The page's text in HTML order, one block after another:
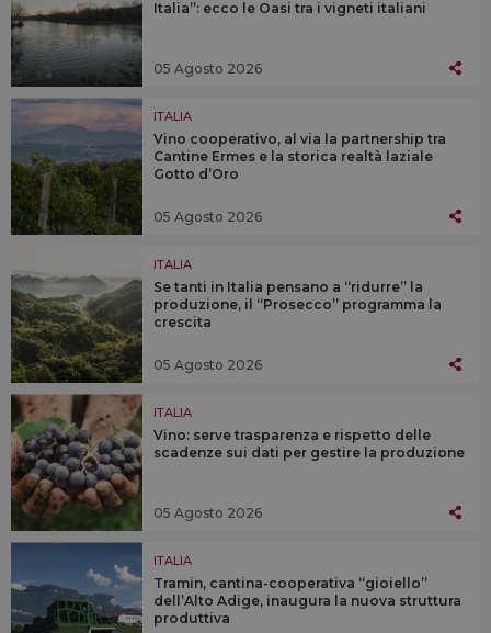
Italia”: ecco le Oasi tra i vigneti italiani
05 Agosto 2026
ITALIA
Vino cooperativo, al via la partnership tra
Cantine Ermes e la storica realtà laziale
Gotto d’Oro
05 Agosto 2026
ITALIA
Se tanti in Italia pensano a “ridurre” la
produzione, il “Prosecco” programma la
crescita
05 Agosto 2026
ITALIA
Vino: serve trasparenza e rispetto delle
scadenze sui dati per gestire la produzione
05 Agosto 2026
ITALIA
Tramin, cantina-cooperativa “gioiello”
dell’Alto Adige, inaugura la nuova struttura
produttiva